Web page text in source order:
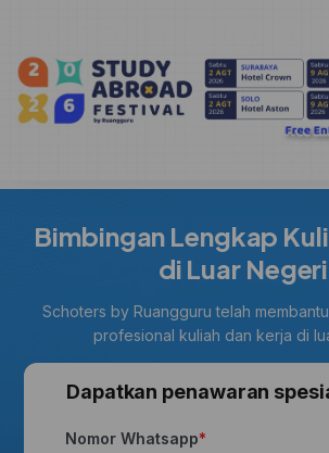
Bimbingan Lengkap
di Luar Negeri
Schoters by Ruangguru telah
profesional kuliah dan kerja di
Dapatkan penawaran
Nomor Whatsapp